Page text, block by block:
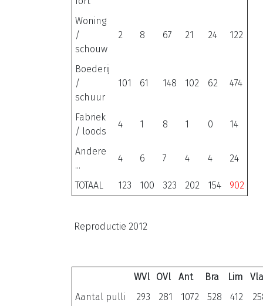
Woning
/
schouw
2 8 67 21 24 122
Boederij
/
schuur
101 61 148 102 62 474
Fabriek
/ loods
4 1 8 1 0 14
Andere
...
4 6 7 4 4 24
TOTAAL 123 100 323 202 154 902
Reproductie 2012
WVl OVl Ant Bra Lim
Vla
Aantal pulli
293 281 1072 528 412